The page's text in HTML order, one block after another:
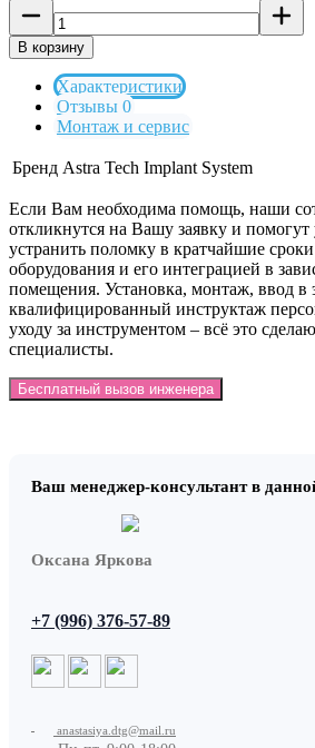
В корзину
Характеристики
Отзывы 0
Монтаж и сервис
Бренд Astra Tech Implant System
Если Вам необходима помощь, наши
откликнутся на Вашу заявку и
устранить поломку в кратчайшие
оборудования и его интеграцией в
помещения. Установка, монтаж, ввод в
квалифицированный инструктаж
уходу за инструментом – всё это
специалисты.
Бесплатный вызов инженера
Ваш менеджер-консультант в
Оксана Яркова
+7 (996) 376-57-89
anastasiya.dtg@mail.ru